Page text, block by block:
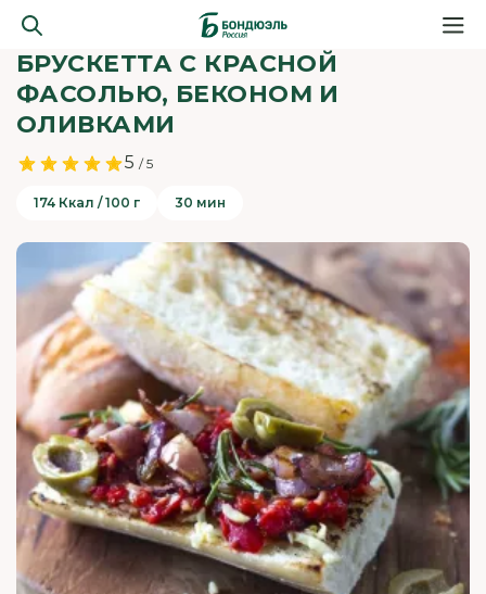
БРУСКЕТТА С КРАСНОЙ
ФАСОЛЬЮ, БЕКОНОМ И
ОЛИВКАМИ
5 / 5
174 Ккал / 100 г 30 мин